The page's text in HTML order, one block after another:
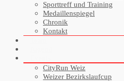
Sporttreff und Training
Medaillenspiegel
Chronik
Kontakt
CityRun Weiz
Weizer Bezirkslaufcup